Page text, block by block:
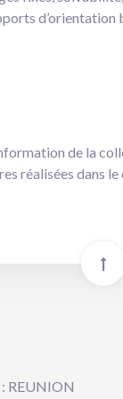
d’orientation
de la
réalisées dans
: REUNION